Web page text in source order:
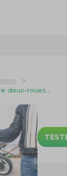
>
deux-roues…